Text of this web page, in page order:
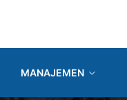
MANAJEMEN